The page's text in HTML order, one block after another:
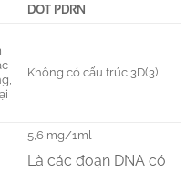
DOT PDRN
Không có cấu trúc 3D(3)
5,6 mg/1ml
Là các đoạn DNA có